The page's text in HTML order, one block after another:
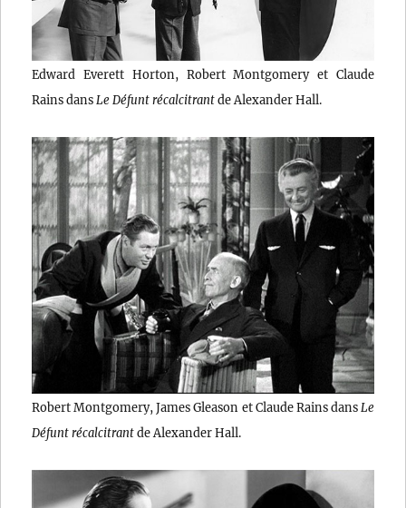
Edward Everett Horton, Robert Montgomery et Claude
Rains dansLe Défunt récalcitrantde Alexander Hall.
Robert Montgomery, James Gleason et Claude Rains dansLe
Défunt récalcitrantde Alexander Hall.